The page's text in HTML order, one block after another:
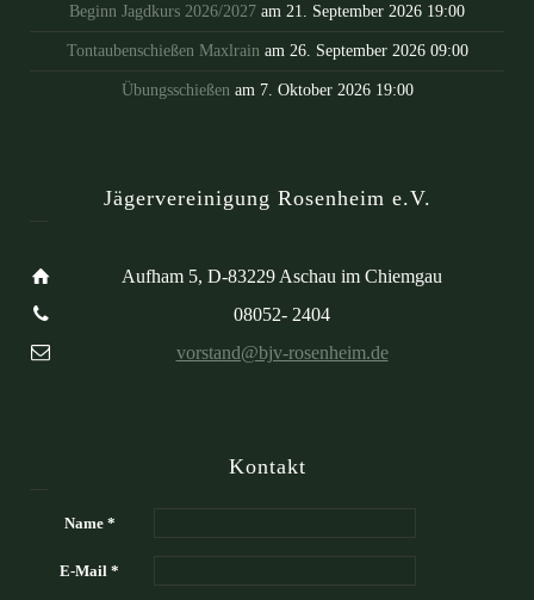
Beginn Jagdkurs 2026/2027 am 21. September 2026 19:00
Tontaubenschießen Maxlrain am 26. September 2026 09:00
Übungsschießen am 7. Oktober 2026 19:00
Jägervereinigung Rosenheim e.V.
Aufham 5, D-83229 Aschau im Chiemgau
08052- 2404
vorstand@bjv-rosenheim.de
Kontakt
Name *
E-Mail *